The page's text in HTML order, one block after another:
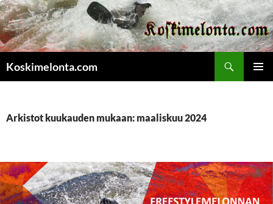
Koskimelonta.com
Arkistot kuukauden mukaan: maaliskuu 2024